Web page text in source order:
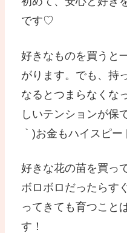
です♡
好きなものを買うと
がります。でも、持
なるとつまらなくな
しいテンションが保
｀)お金もハイスピー
好きな花の苗を買っ
ボロボロだったらす
ってきても育つこと
す！